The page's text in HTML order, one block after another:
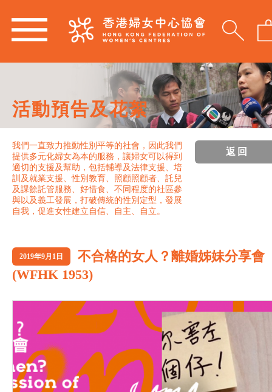
活動預告及花絮
我們一直致力推動性別平等的社會，因此我們
提供多元化婦女為本的服務，讓婦女可以得到
適切的支援及幫助，包括輔導及法律支援、培
訓及就業支援、性別教育、照顧照顧者、託兒
及課餘託管服務、好惜食、不同程度的社區參
與以及義工發展，打破傳統的性別定型，發展
自我，促進女性建立自信、自主、自立。
返回
2019年9月1日
不合格的女人？離婚姊妹分享會
(WFHK 1953)